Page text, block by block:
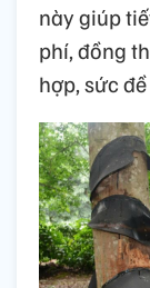
này giúp
phí, đồng
hợp, sức